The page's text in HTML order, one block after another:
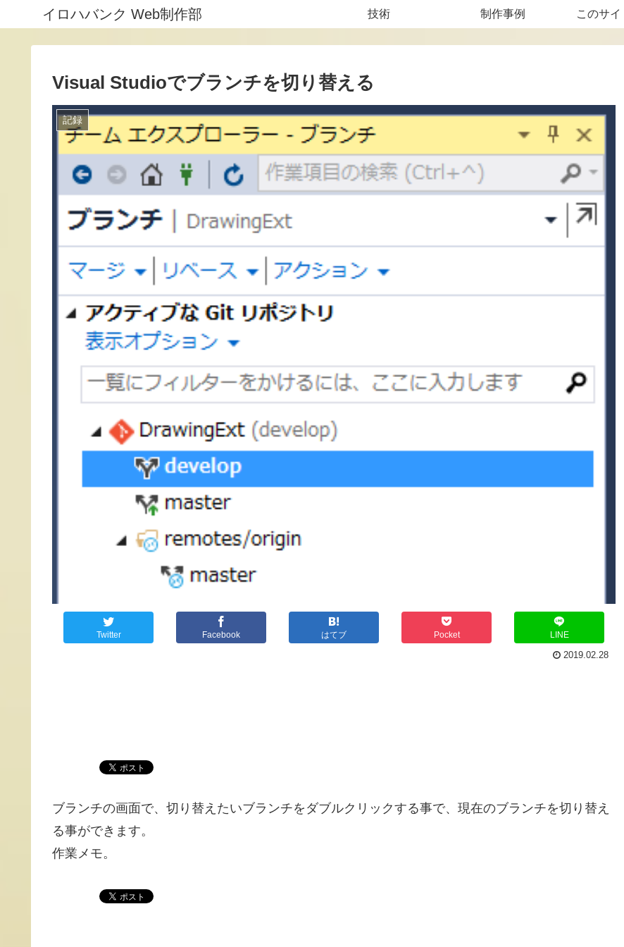
イロハバンク Web制作部 技術 制作事例 このサ
Visual Studioでブランチを切り替える
記録
Twitter Facebook はてブ Pocket LINE
2019.02.28
ブランチの画面で、切り替えたいブランチをダブルクリックする事で、現在のブランチを切り替え
る事ができます。
作業メモ。